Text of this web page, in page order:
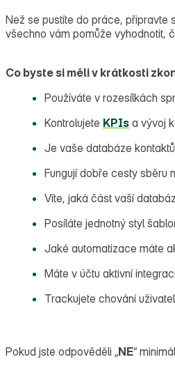
Než se pustíte do práce, připravte
všechno vám pomůže vyhodnotit,
Co byste si měli v krátkosti
Používáte v rozesílkách
Kontrolujete KPIs a vývoj
Je vaše databáze
Fungují dobře cesty sběru
Víte, jaká část vaší
Posíláte jednotný styl
Jaké automatizace máte
Máte v účtu aktivní
Trackujete chování
Pokud jste odpověděli „NE“